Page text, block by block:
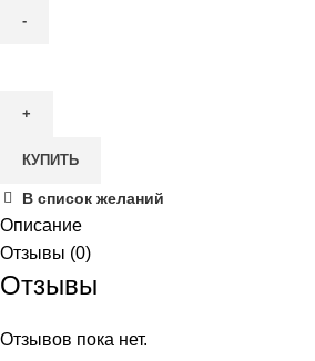
Кисель
Effectum
витаминизированный
Черника.
30гр
КУПИТЬ
В список желаний
Описание
Отзывы (0)
Отзывы
Отзывов пока нет.